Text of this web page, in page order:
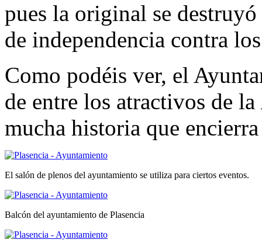
pues la original se
de independencia contra
Como podéis ver, el
de entre los atractivos de la
mucha historia que
El salón de plenos del ayuntamiento se utiliza para ciertos eventos.
Balcón del ayuntamiento de Plasencia